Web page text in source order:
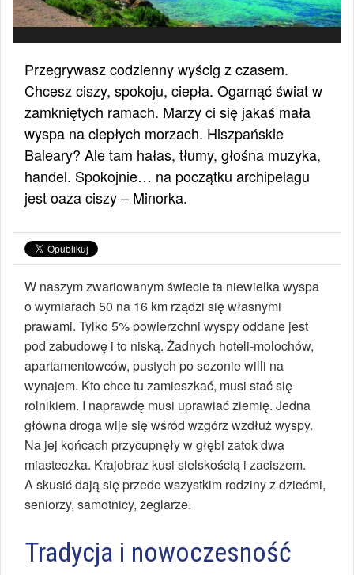
Przegrywasz codzienny wyścig z czasem.
Chcesz ciszy, spokoju, ciepła. Ogarnąć świat w
zamkniętych ramach. Marzy ci się jakaś mała
wyspa na ciepłych morzach. Hiszpańskie
Baleary? Ale tam hałas, tłumy, głośna muzyka,
handel. Spokojnie… na początku archipelagu
jest oaza ciszy – Minorka.
W naszym zwariowanym świecie ta niewielka wyspa
o wymiarach 50 na 16 km rządzi się własnymi
prawami. Tylko 5% powierzchni wyspy oddane jest
pod zabudowę i to niską. Żadnych hoteli-molochów,
apartamentowców, pustych po sezonie willi na
wynajem. Kto chce tu zamieszkać, musi stać się
rolnikiem. I naprawdę musi uprawiać ziemię. Jedna
główna droga wije się wśród wzgórz wzdłuż wyspy.
Na jej końcach przycupnęły w głębi zatok dwa
miasteczka. Krajobraz kusi sielskością i zaciszem.
A skusić dają się przede wszystkim rodziny z dziećmi,
seniorzy, samotnicy, żeglarze.
Tradycja i nowoczesność